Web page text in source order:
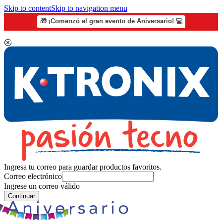
Skip to contentSkip to navigation menu
🎁 ¡Comenzó el gran evento de Aniversario! 💻
Ingresa tu correo para guardar productos favoritos.
Correo electrónico
Ingrese un correo válido
Continuar